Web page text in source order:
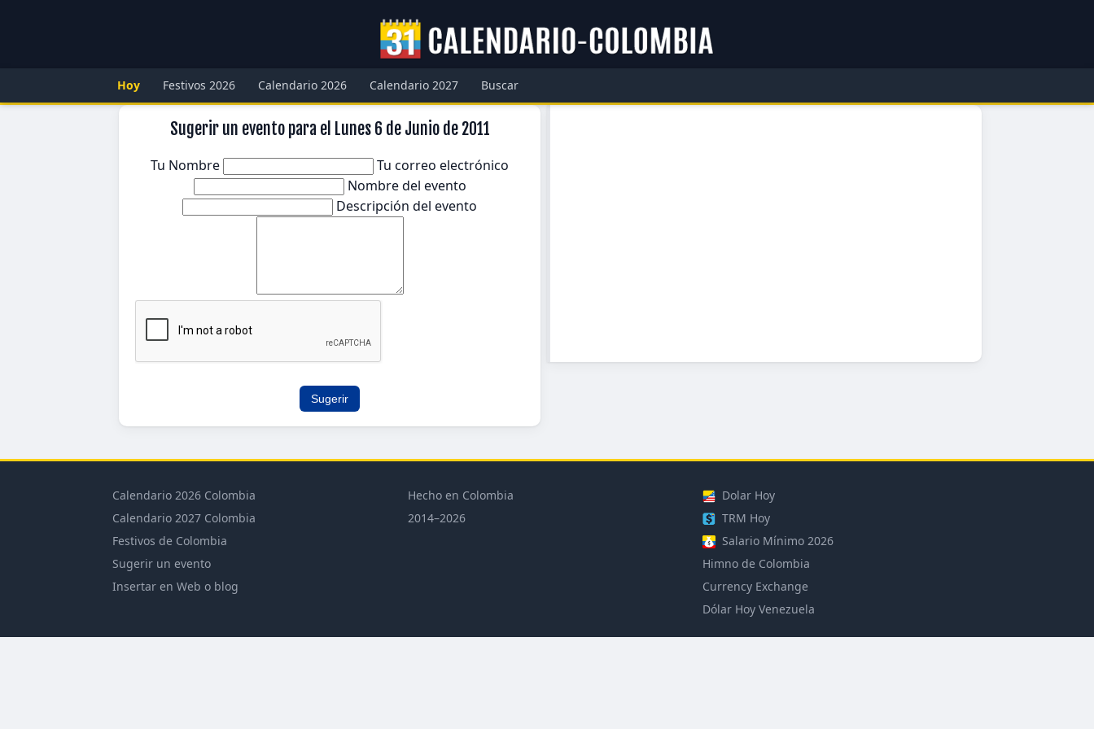
Hoy Festivos 2026 Calendario 2026 Calendario 2027 Buscar
Sugerir un evento para el Lunes 6 de Junio de 2011
Tu Nombre
Tu correo electrónico
Nombre del evento
Descripción del evento
Sugerir
Calendario 2026 Colombia
Calendario 2027 Colombia
Festivos de Colombia
Sugerir un evento
Insertar en Web o blog
Hecho en Colombia
2014–2026
Dolar Hoy
TRM Hoy
Salario Mínimo 2026
Himno de Colombia
Currency Exchange
Dólar Hoy Venezuela